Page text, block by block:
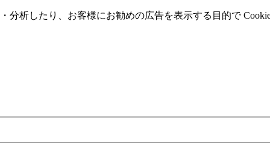
析したり、お客様にお勧めの広告を表⽰する⽬的で